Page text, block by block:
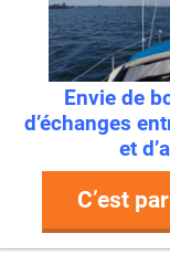
Accepter
Refuser
Voir les préférences
Traitement
personnelles
2023 à 19
j’ai bien connu ces
très bons
construits.
être à revoir. Le
d’avoir été plus
Envie de
d’échanges
et
C’est